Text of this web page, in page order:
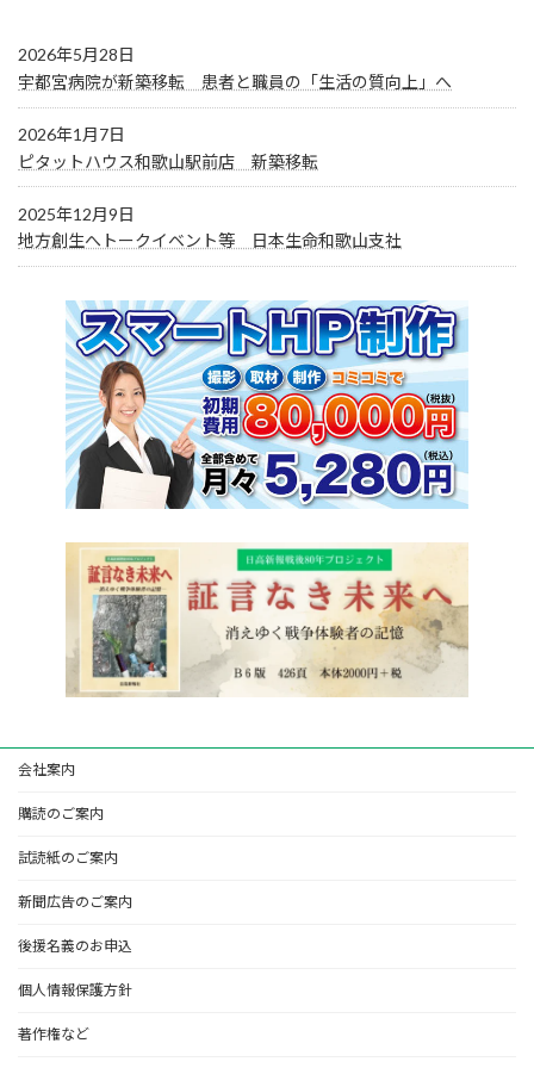
2026年5月28日
宇都宮病院が新築移転 患者と職員の「生活の質向上」へ
2026年1月7日
ピタットハウス和歌山駅前店 新築移転
2025年12月9日
地方創生へトークイベント等 日本生命和歌山支社
会社案内
購読のご案内
試読紙のご案内
新聞広告のご案内
後援名義のお申込
個人情報保護方針
著作権など